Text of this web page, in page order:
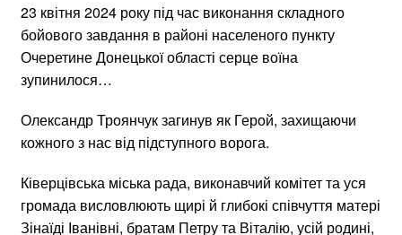
23 квітня 2024 року під час виконання складного
бойового завдання в районі населеного пункту
Очеретине Донецької області серце воїна
зупинилося…
Олександр Троянчук загинув як Герой, захищаючи
кожного з нас від підступного ворога.
Ківерцівська міська рада, виконавчий комітет та уся
громада висловлюють щирі й глибокі співчуття матері
Зінаїді Іванівні, братам Петру та Віталію, усій родині,